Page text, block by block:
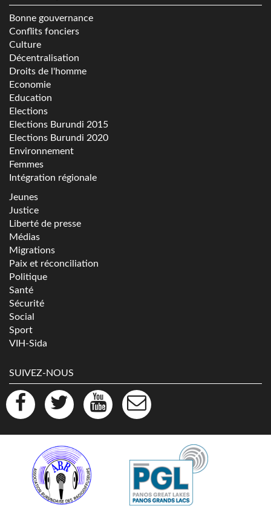
Bonne gouvernance
Conflits fonciers
Culture
Décentralisation
Droits de l'homme
Economie
Education
Elections
Elections Burundi 2015
Elections Burundi 2020
Environnement
Femmes
Intégration régionale
Jeunes
Justice
Liberté de presse
Médias
Migrations
Paix et réconciliation
Politique
Santé
Sécurité
Social
Sport
VIH-Sida
SUIVEZ-NOUS